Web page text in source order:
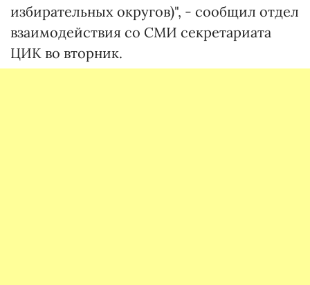
избирательных округов)", - сообщил отдел
взаимодействия со СМИ секретариата
ЦИК во вторник.